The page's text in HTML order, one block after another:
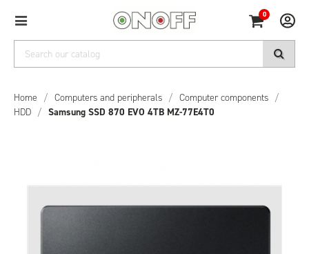
0
Home / Computers and peripherals / Computer components /
HDD / Samsung SSD 870 EVO 4TB MZ-77E4T0